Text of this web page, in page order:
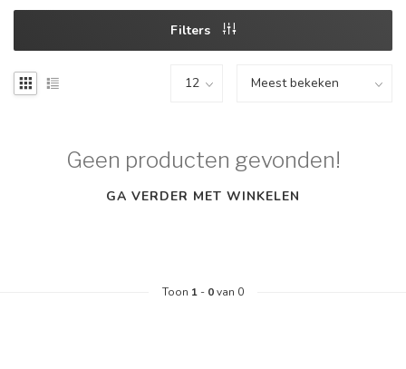
Filters
Geen producten gevonden!
GA VERDER MET WINKELEN
Toon 1 - 0van 0